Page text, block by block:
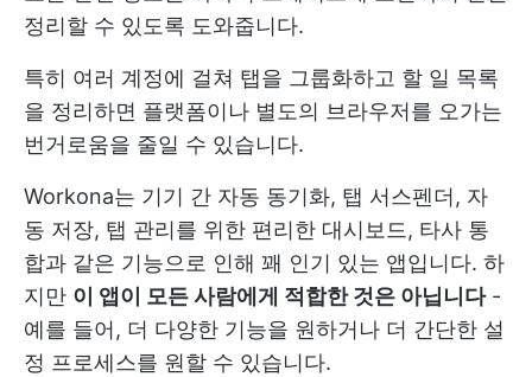
정리할 수 있도록 도와줍니다.
특히 여러 계정에 걸쳐 탭을 그룹화하고 할 일 목록
을 정리하면 플랫폼이나 별도의 브라우저를 오가는
번거로움을 줄일 수 있습니다.
Workona는 기기 간 자동 동기화, 탭 서스펜더, 자
동 저장, 탭 관리를 위한 편리한 대시보드, 타사 통
합과 같은 기능으로 인해 꽤 인기 있는 앱입니다. 하
지만 이 앱이 모든 사람에게 적합한 것은 아닙니다-
예를 들어, 더 다양한 기능을 원하거나 더 간단한 설
정 프로세스를 원할 수 있습니다.